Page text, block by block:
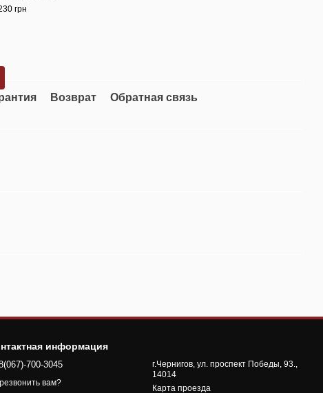
грн
Возврат Обратная связь
информация
700-3045
вам?
г.Чернигов, ул. проспект Победы, 93.,
14014
Карта проезда